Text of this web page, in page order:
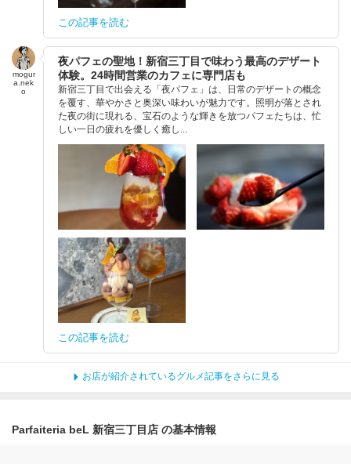
この記事を読む
mogur
a.nek
o
夜パフェの聖地！新宿三丁目で味わう最高のデザート
体験。24時間営業のカフェに専門店も
新宿三丁目で出会える「夜パフェ」は、日常のデザートの概念
を覆す、華やかさと奥深い味わいが魅力です。照明が落とされ
た夜の街に現れる、宝石のような輝きを放つパフェたちは、忙
しい一日の疲れを優しく癒し...
この記事を読む
お店が紹介されているグルメ記事をさらに見る
Parfaiteria beL 新宿三丁目店 の基本情報